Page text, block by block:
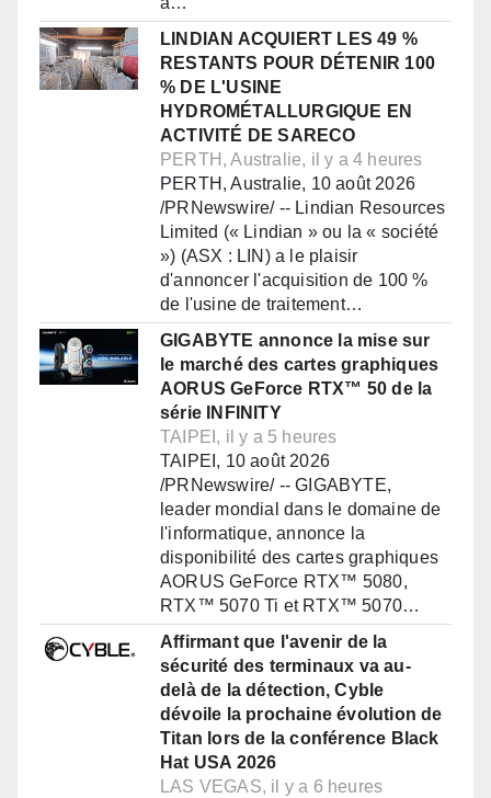
LINDIAN ACQUIERT LES 49 %
RESTANTS POUR DÉTENIR 100
% DE L'USINE
HYDROMÉTALLURGIQUE EN
ACTIVITÉ DE SARECO
PERTH, Australie, il y a 4 heures
PERTH, Australie, 10 août 2026
/PRNewswire/ -- Lindian Resources
Limited (« Lindian » ou la « société
») (ASX : LIN) a le plaisir
d'annoncer l'acquisition de 100 %
de l'usine de traitement…
GIGABYTE annonce la mise sur
le marché des cartes graphiques
AORUS GeForce RTX™ 50 de la
série INFINITY
TAIPEI, il y a 5 heures
TAIPEI, 10 août 2026
/PRNewswire/ -- GIGABYTE,
leader mondial dans le domaine de
l'informatique, annonce la
disponibilité des cartes graphiques
AORUS GeForce RTX™ 5080,
RTX™ 5070 Ti et RTX™ 5070…
Affirmant que l'avenir de la
sécurité des terminaux va au-
delà de la détection, Cyble
dévoile la prochaine évolution de
Titan lors de la conférence Black
Hat USA 2026
LAS VEGAS, il y a 6 heures